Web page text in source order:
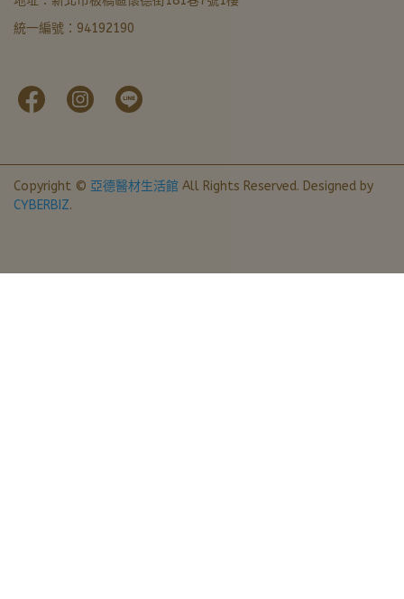
統一編號：94192190
Copyright © 亞德醫材生活館 All Rights Reserved. Designed by
CYBERBIZ.